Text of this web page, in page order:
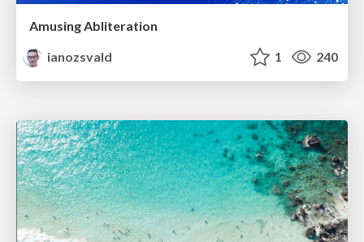
Amusing Abliteration
ianozsvald
1 240